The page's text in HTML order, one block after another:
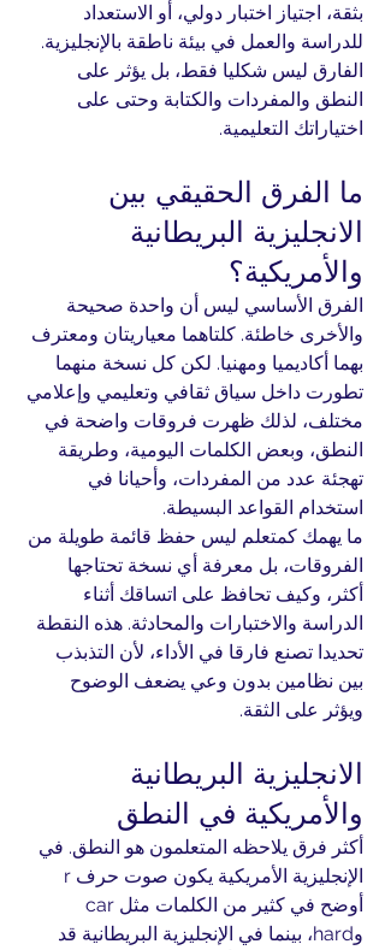
بثقة، اجتياز اختبار دولي، أو الاستعداد
للدراسة والعمل في بيئة ناطقة بالإنجليزية.
الفارق ليس شكليا فقط، بل يؤثر على
النطق والمفردات والكتابة وحتى على
اختياراتك التعليمية.
ما الفرق الحقيقي بين
الانجليزية البريطانية
والأمريكية؟
الفرق الأساسي ليس أن واحدة صحيحة
والأخرى خاطئة. كلتاهما معياريتان ومعترف
بهما أكاديميا ومهنيا. لكن كل نسخة منهما
تطورت داخل سياق ثقافي وتعليمي وإعلامي
مختلف، لذلك ظهرت فروقات واضحة في
النطق، وبعض الكلمات اليومية، وطريقة
تهجئة عدد من المفردات، وأحيانا في
استخدام القواعد البسيطة.
ما يهمك كمتعلم ليس حفظ قائمة طويلة من
الفروقات، بل معرفة أي نسخة تحتاجها
أكثر، وكيف تحافظ على اتساقك أثناء
الدراسة والاختبارات والمحادثة. هذه النقطة
تحديدا تصنع فارقا في الأداء، لأن التذبذب
بين نظامين بدون وعي يضعف الوضوح
ويؤثر على الثقة.
الانجليزية البريطانية
والأمريكية في النطق
أكثر فرق يلاحظه المتعلمون هو النطق. في
وhard، بينما في الإنجليزية البريطانية قد